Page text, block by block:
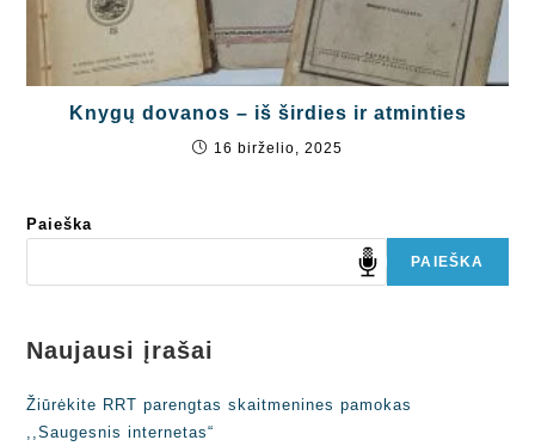
Knygų dovanos – iš širdies ir atminties
16 birželio, 2025
Paieška
PAIEŠKA
Naujausi įrašai
Žiūrėkite RRT parengtas skaitmenines pamokas
,,Saugesnis internetas“